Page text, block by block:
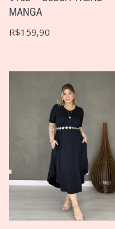
MANGA
R$159,90